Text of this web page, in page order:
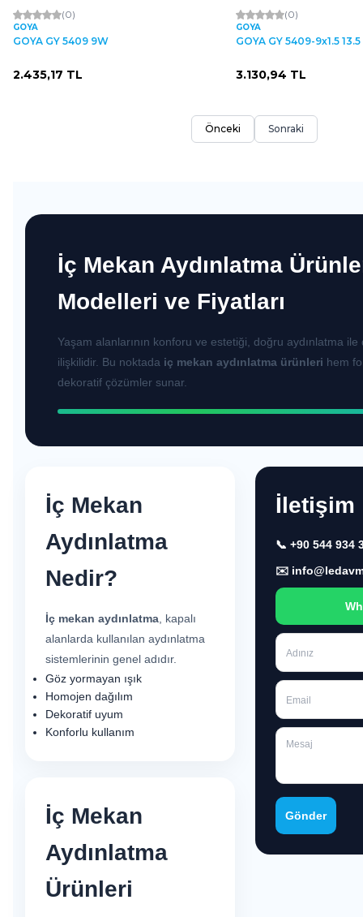
(0)
GOYA
GOYA GY 5409 9W
2.435,17 TL
(0)
GOYA
GOYA GY 5409-9x1.5
3.130,94 TL
Önceki Sonraki
İç Mekan Aydınlatma
Modelleri ve Fiyatları
Yaşam alanlarının konforu ve estetiği, doğru aydınlatma
ilişkilidir. Bu noktada iç mekan aydınlatma ürünleri hem
dekoratif çözümler sunar.
İç Mekan
Aydınlatma
Nedir?
İç mekan aydınlatma , kapalı
alanlarda kullanılan aydınlatma
sistemlerinin genel adıdır.
Göz yormayan ışık
Homojen dağılım
Dekoratif uyum
Konforlu kullanım
İç Mekan
Aydınlatma
Ürünleri
İletişim
📞 +90 544 934
✉️
Gönder